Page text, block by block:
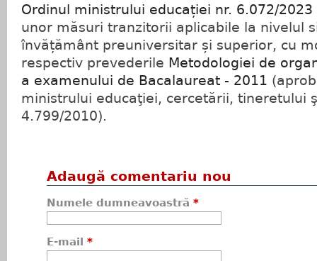
Ordinul ministrului educației nr. 6.072/2023
unor măsuri tranzitorii aplicabile la nivelul
învățământ preuniversitar și superior, cu
respectiv prevederile Metodologiei de
a examenului de Bacalaureat - 2011
ministrului educaţiei, cercetării, tineretului
4.799/2010).
Adaugă comentariu nou
Numele dumneavoastră *
E-mail *